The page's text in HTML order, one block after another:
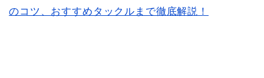
のコツ、おすすめタックルまで徹底解説！